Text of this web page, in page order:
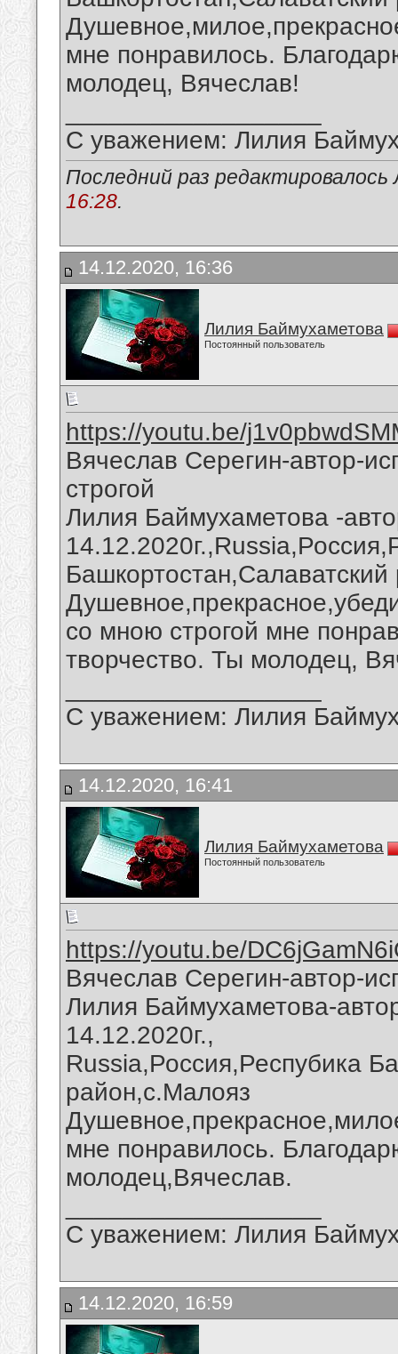
мне понравилось.
молодец, Вячеслав!
С уважением: Лилия
Последний раз
16:28.
14.12.2020, 16:36
Лилия Баймухаметова
Постоянный пользователь
https://youtu.be/
Вячеслав Серегин-автор-
строгой
Лилия Баймухаметова -
со мною строгой мне
творчество. Ты молодец,
С уважением: Лилия
14.12.2020, 16:41
Лилия Баймухаметова
Постоянный пользователь
https://youtu.be/
Вячеслав Серегин-автор-
Лилия Баймухаметова-
14.12.2020г.,
Russia,Россия,Респубика
район,с.Малояз
мне понравилось.
молодец,Вячеслав.
С уважением: Лилия
14.12.2020, 16:59